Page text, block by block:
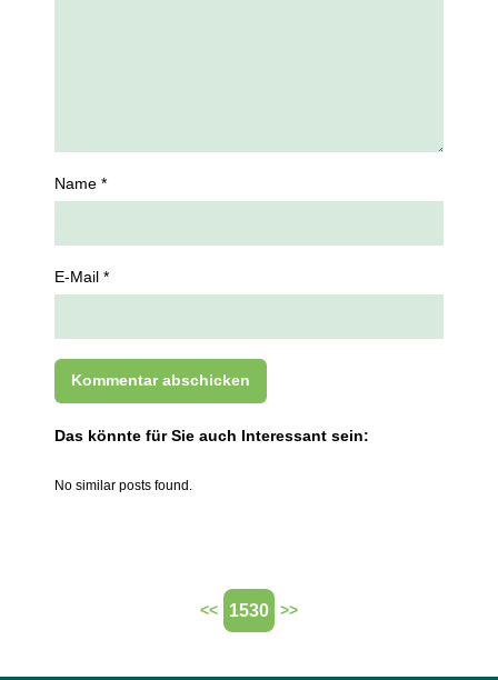
Name *
E-Mail *
Das könnte für Sie auch Interessant sein:
No similar posts found.
<< 1530 >>